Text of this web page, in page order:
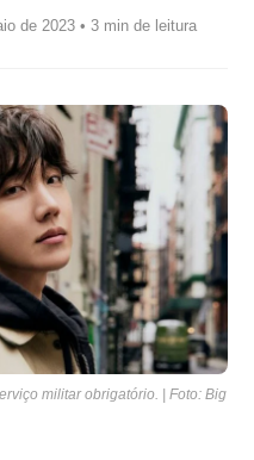
de 2023 • 3 min de leitura
militar obrigatório. | Foto: Big